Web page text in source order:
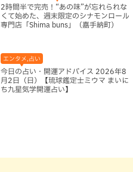
2時間半で完売！“あの味”が忘れられな
くて始めた、週末限定のシナモンロール
専門店「Shima buns」（嘉手納町）
エンタメ,占い
今日の占い・開運アドバイス 2026年8
月2日（日）【琉球鑑定士ミウマ まいに
ち九星気学開運占い】